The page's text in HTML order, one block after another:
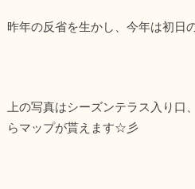
昨年の反省を生かし、今年は初日
上の写真はシーズンテラス入り口
らマップが貰えます☆彡